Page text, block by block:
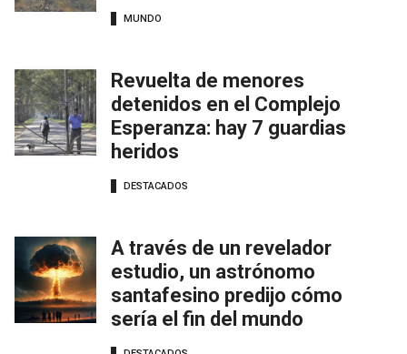
MUNDO
Revuelta de menores
detenidos en el Complejo
Esperanza: hay 7 guardias
heridos
DESTACADOS
A través de un revelador
estudio, un astrónomo
santafesino predijo cómo
sería el fin del mundo